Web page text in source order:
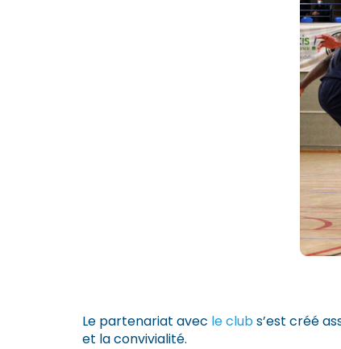
Le partenariat avec le clubs’est créé
et la convivialité.